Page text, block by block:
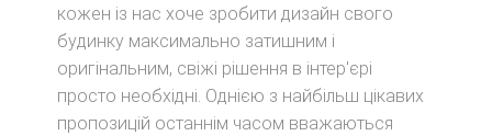
кожен із нас хоче зробити дизайн свого
будинку максимально затишним і
оригінальним, свіжі рішення в інтер'єрі
просто необхідні. Однією з найбільш цікавих
пропозицій останнім часом вважаються